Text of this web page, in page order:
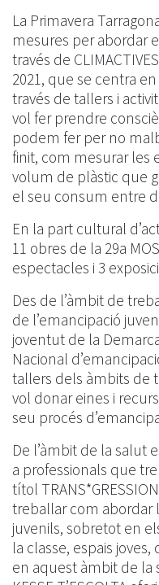
La Primavera
mesures per abordar
través de
2021, que se centra
través de tallers i
vol fer prendre
podem fer per no
finit, com mesurar les
volum de plàstic que
el seu consum entre
En la part cultural
11 obres de la 29a
espectacles i 3
Des de l’àmbit de
de l’emancipació
joventut de la
Nacional
tallers dels àmbits de
vol donar eines i
seu procés
De l’àmbit de la salut
a professionals que
títol
treballar com abordar
juvenils, sobretot en
la classe, espais
en aquest àmbit de la